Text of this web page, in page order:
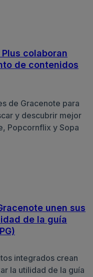
colaboran
de contenidos
de Gracenote para
y descubrir mejor
Popcornflix y Sopa
unen sus
de la guía
integrados crean
la utilidad de la guía